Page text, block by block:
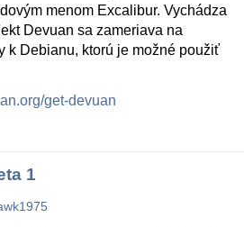
menom Excalibur. Vychádza
Devuan sa zameriava na
k Debianu, ktorú je možné použiť
get-devuan
1